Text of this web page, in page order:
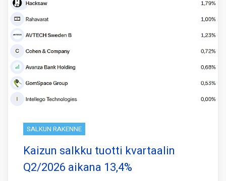
SALKUN RAKENNE
Kaizun salkku tuotti kvartaalin
Q2/2026 aikana 13,4%